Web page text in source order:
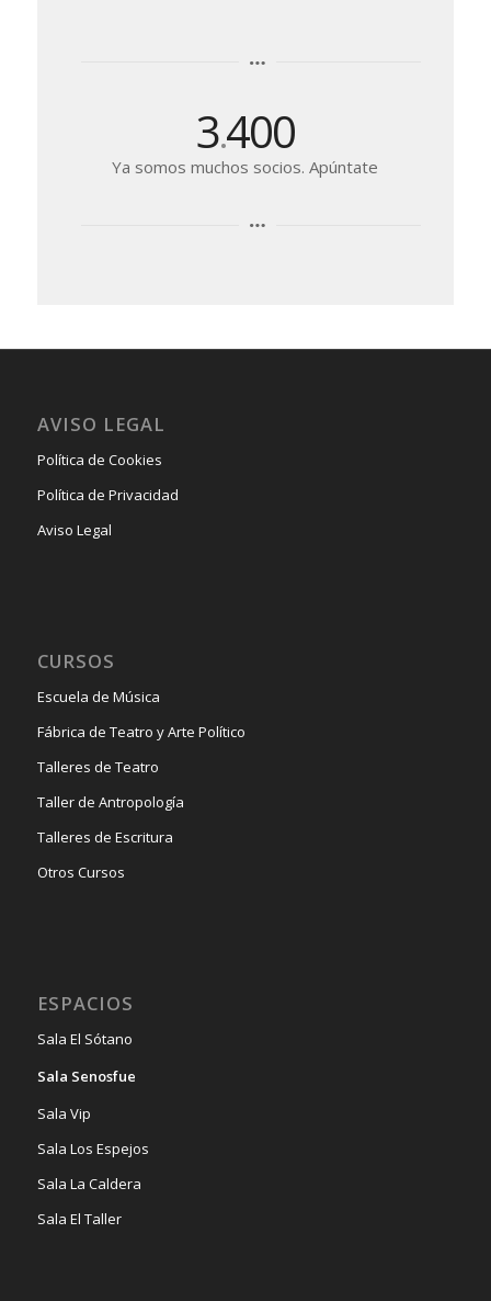
3.400
Ya somos muchos socios. Apúntate
AVISO LEGAL
Política de Cookies
Política de Privacidad
Aviso Legal
CURSOS
Escuela de Música
Fábrica de Teatro y Arte Político
Talleres de Teatro
Taller de Antropología
Talleres de Escritura
Otros Cursos
ESPACIOS
Sala El Sótano
Sala Senosfue
Sala Vip
Sala Los Espejos
Sala La Caldera
Sala El Taller